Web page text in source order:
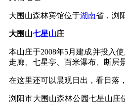
大围山森林宾馆位于湖南省，浏
大围山七星山庄
本山庄于2008年5月建成并投入
走廊、七星亭、百米瀑布、断层
在这里还可以晨观日出，看日落
浏阳市大围山森林公园七星山庄